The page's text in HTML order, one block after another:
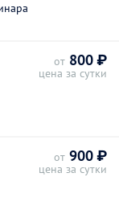
от 800 ₽
цена за сутки
от 900 ₽
цена за сутки